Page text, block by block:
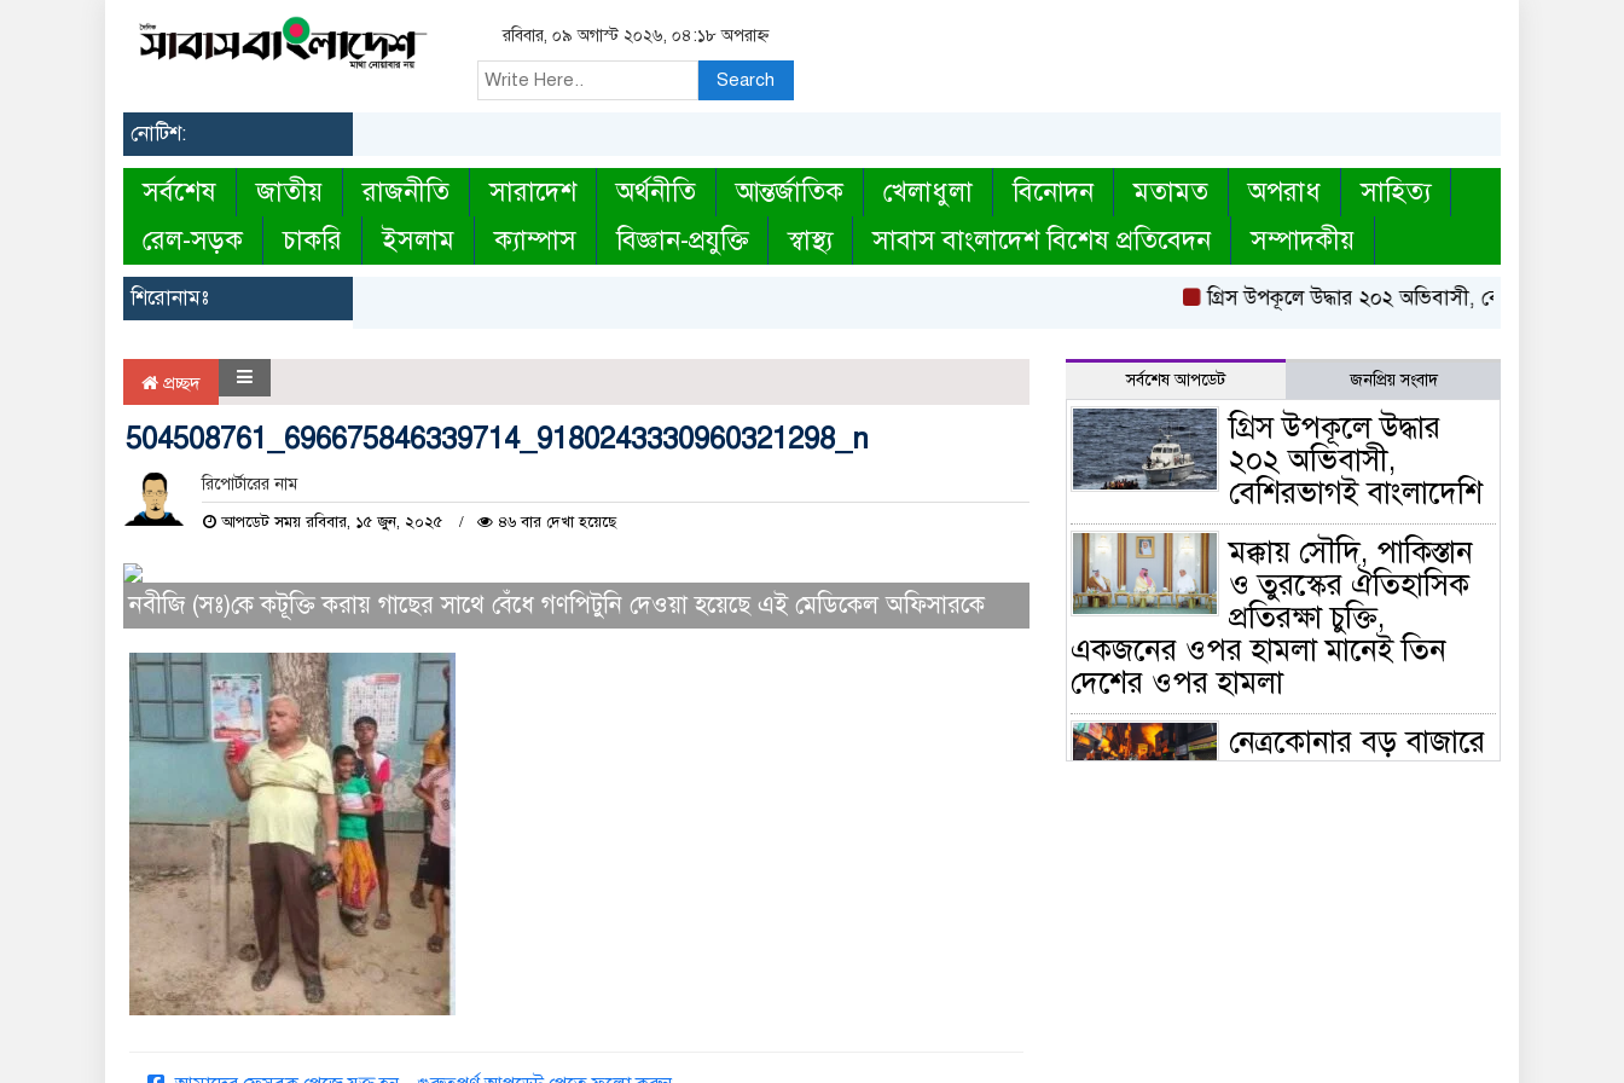
রবিবার, ০৯ অগাস্ট ২০২৬, ০৪:১৮ অপরাহ্ন
Search
নোটিশ:
সর্বশেষ জাতীয় রাজনীতি সারাদেশ অর্থনীতি আন্তর্জাতিক খেলাধুলা বিনোদন মতামত অপরাধ
সাহিত্য
রেল-সড়ক
চাকরি ইসলাম ক্যাম্পাস বিজ্ঞান-প্রযুক্তি স্বাস্থ্য সাবাস বাংলাদেশ বিশেষ প্রতিবেদন সম্পাদকীয়
শিরোনামঃ গ্রিস উপকূলে উদ্ধার ২০২ অভিবাসী, বেশিরভাগই
প্রচ্ছদ
504508761_696675846339714_9180243330960321298_n
রিপোর্টারের নাম
আপডেট সময় রবিবার, ১৫ জুন, ২০২৫ ৪৬ বার দেখা হয়েছে
নবীজি (সঃ)কে কটূক্তি করায় গাছের সাথে বেঁধে গণপিটুনি দেওয়া হয়েছে এই মেডিকেল অফিসারকে
সর্বশেষ আপডেট জনপ্রিয় সংবাদ
গ্রিস উপকূলে উদ্ধার
২০২ অভিবাসী,
বেশিরভাগই বাংলাদেশি
মক্কায় সৌদি, পাকিস্তান
ও তুরস্কের ঐতিহাসিক
প্রতিরক্ষা চুক্তি,
একজনের ওপর হামলা মানেই তিন
দেশের ওপর হামলা
নেত্রকোনার বড় বাজারে
ভয়াবহ আগুন, পুড়ছে ৫